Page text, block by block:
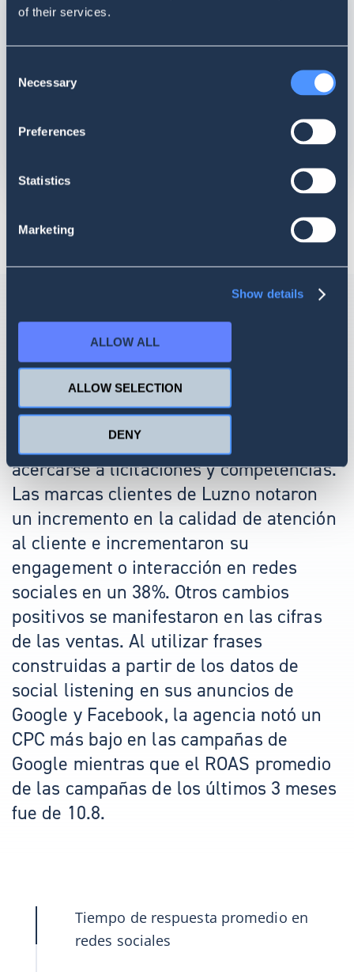
of their services.
Selection
Necessary
Preferences
Statistics
Marketing
Show details
ALLOW ALL
ALLOW SELECTION
DENY
Gracias a SentiOne, la agencia fue capaz
de construir ventajas competitivas al
mantener su actual forma de trabajo
que previamente les prevenía de
acercarse a licitaciones y competencias.
Las marcas clientes de Luzno notaron
un incremento en la calidad de atención
al cliente e incrementaron su
engagement o interacción en redes
sociales en un 38%. Otros cambios
positivos se manifestaron en las cifras
de las ventas. Al utilizar frases
construidas a partir de los datos de
social listening en sus anuncios de
Google y Facebook, la agencia notó un
CPC más bajo en las campañas de
Google mientras que el ROAS promedio
de las campañas de los últimos 3 meses
fue de 10.8.
Tiempo de respuesta promedio en
redes sociales